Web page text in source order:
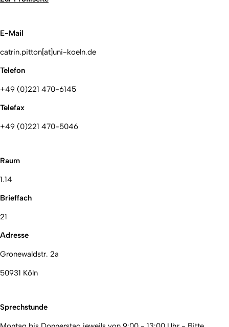
E-Mail
catrin.pitton[at]uni-koeln.de
Telefon
+49 (0)221 470-6145
Telefax
+49 (0)221 470-5046
Raum
1.14
Brieffach
21
Adresse
Gronewaldstr. 2a
50931 Köln
Sprechstunde